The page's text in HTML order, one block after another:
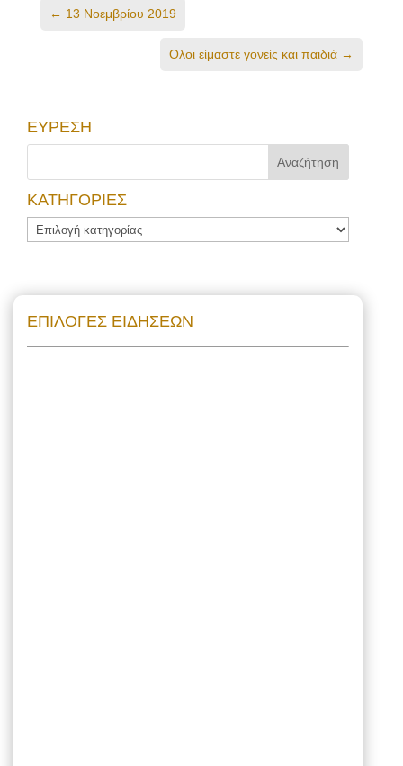
← 13 Νοεμβρίου 2019
Ολοι είμαστε γονείς και παιδιά →
ΕΥΡΕΣΗ
ΚΑΤΗΓΟΡΙΕΣ
ΚΑΤΗΓΟΡΙΕΣ
ΕΠΙΛΟΓΕΣ ΕΙΔΗΣΕΩΝ